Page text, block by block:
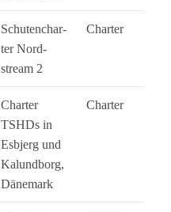
Schu­ten­char­
ter Nord­
stream 2
Char­ter
Char­ter
TSHDs in
Esbjerg und
Kalund­borg,
Dänemark
Char­ter